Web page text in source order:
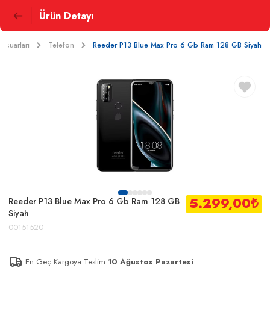
Ürün Detayı
Telefon Reeder P13 Blue Max Pro 6 Gb Ram 128 GB Siyah
Reeder P13 Blue Max Pro 6 Gb Ram 128 GB
Siyah
00151520
5.299,00₺
En Geç Kargoya Teslim:10 Ağustos Pazartesi